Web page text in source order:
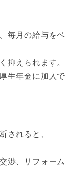
毎月の給与をベ
抑えられます。
生年金に加入で
されると、
渉、リフォーム